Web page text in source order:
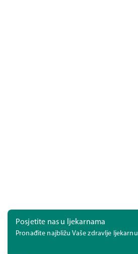
Posjetite nas u ljekarnama
Pronađite najbližu Vaše zdravlje ljekarnu